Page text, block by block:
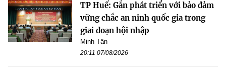
TP Huế: Gắn phát triển với bảo đảm
vững chắc an ninh quốc gia trong
giai đoạn hội nhập
Minh Tân
20:11 07/08/2026